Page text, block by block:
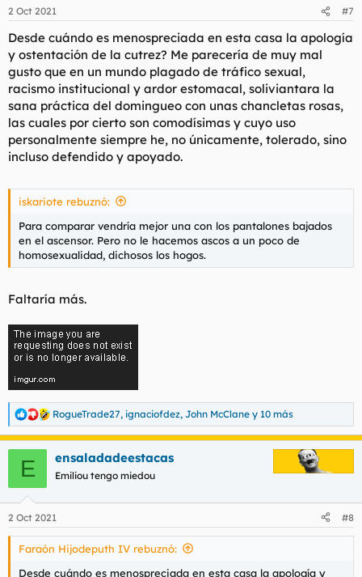
e
:
2 Oct 2021 #7
Desde cuándo es menospreciada en esta casa la apología
y ostentación de la cutrez? Me parecería de muy mal
gusto que en un mundo plagado de tráfico sexual,
racismo institucional y ardor estomacal, soliviantara la
sana práctica del domingueo con unas chancletas rosas,
las cuales por cierto son comodísimas y cuyo uso
personalmente siempre he, no únicamente, tolerado, sino
incluso defendido y apoyado.
iskariote rebuznó:
Para comparar vendría mejor una con los pantalones bajados
en el ascensor. Pero no le hacemos ascos a un poco de
homosexualidad, dichosos los hogos.
Faltaría más.
R
e
a
e
s
RogueTrade27, ignaciofdez, John McClane y 10 más
E ensaladadeestacas
Emiliou tengo miedou
2 Oct 2021 #8
Faraón Hijodeputh IV rebuznó:
Desde cuándo es menospreciada en esta casa la apología y